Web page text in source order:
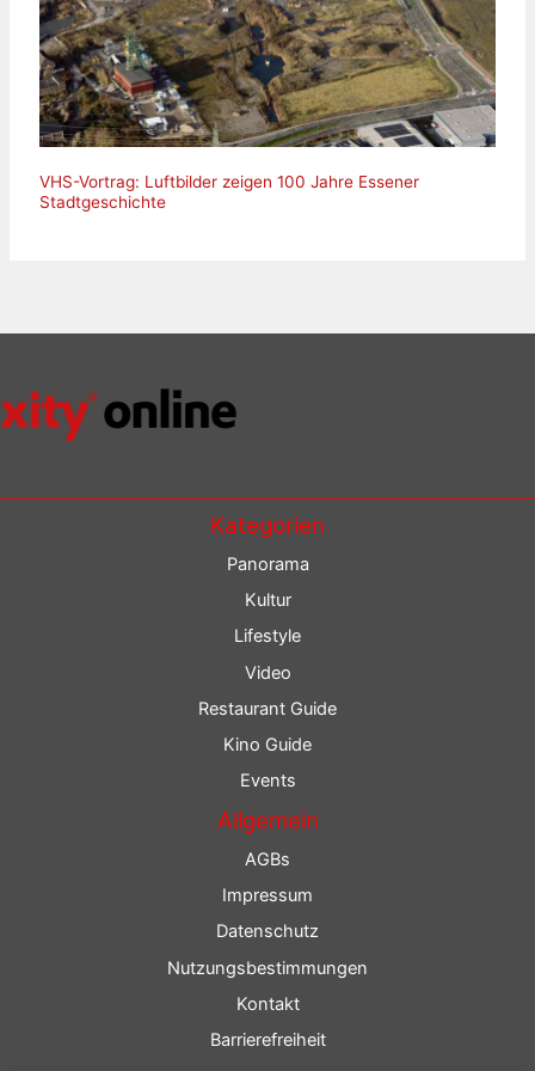
VHS-Vortrag: Luftbilder zeigen 100 Jahre Essener
Stadtgeschichte
Kategorien
Panorama
Kultur
Lifestyle
Video
Restaurant Guide
Kino Guide
Events
Allgemein
AGBs
Impressum
Datenschutz
Nutzungsbestimmungen
Kontakt
Barrierefreiheit